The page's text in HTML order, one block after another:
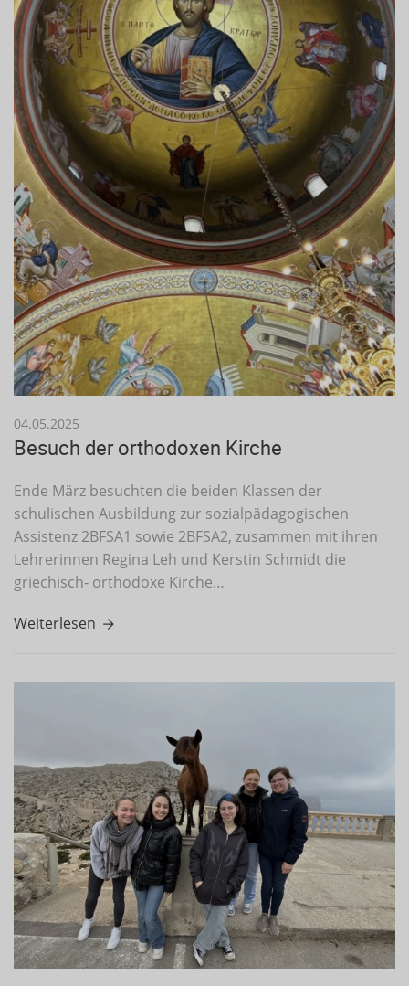
04.05.2025
Besuch der orthodoxen Kirche
Ende März besuchten die beiden Klassen der
schulischen Ausbildung zur sozialpädagogischen
Assistenz 2BFSA1 sowie 2BFSA2, zusammen mit ihren
Lehrerinnen Regina Leh und Kerstin Schmidt die
griechisch- orthodoxe Kirche…
Weiterlesen